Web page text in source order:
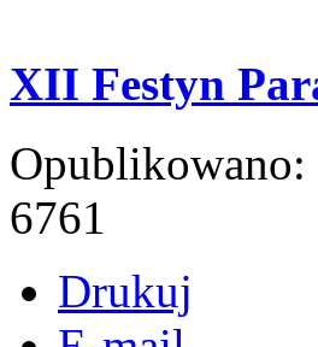
XII Festyn
6761
Drukuj